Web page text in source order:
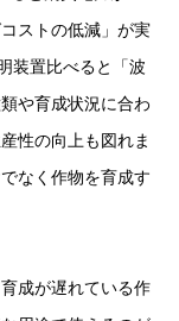
ストの低減」が実
装置比べると「波
や育成状況に合わ
性の向上も図れま
なく作物を育成す
成が遅れている作